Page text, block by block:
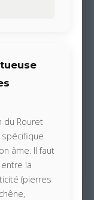
du Rouret
âme. Il faut
la
(pierres